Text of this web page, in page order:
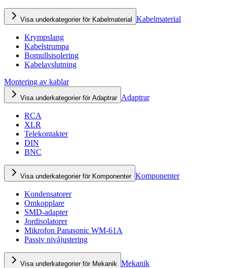
Visa underkategorier för Kabelmaterial Kabelmaterial
Krympslang
Kabelstrumpa
Bomullsisolering
Kabelavslutning
Montering av kablar
Visa underkategorier för Adaptrar Adaptrar
RCA
XLR
Telekontakter
DIN
BNC
Visa underkategorier för Komponenter Komponenter
Kondensatorer
Omkopplare
SMD-adapter
Jordisolatorer
Mikrofon Panasonic WM-61A
Passiv nivåjustering
Visa underkategorier för Mekanik Mekanik